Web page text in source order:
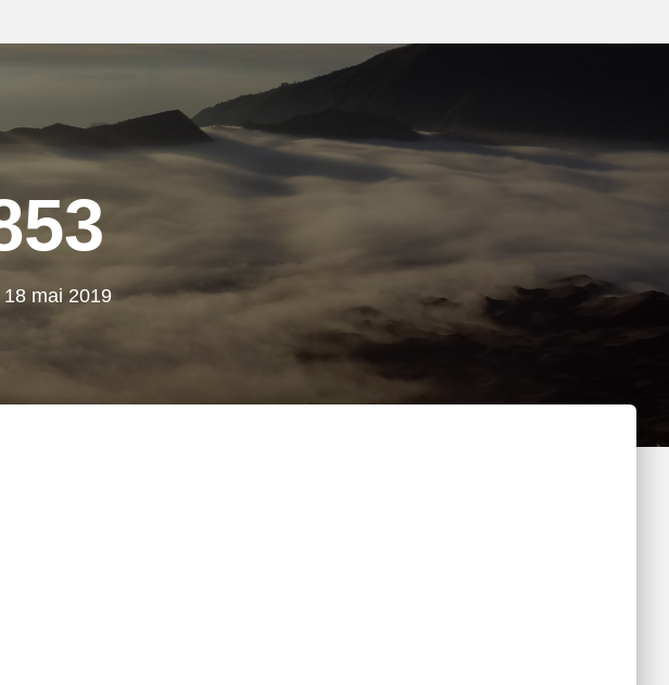
18 mai 2019